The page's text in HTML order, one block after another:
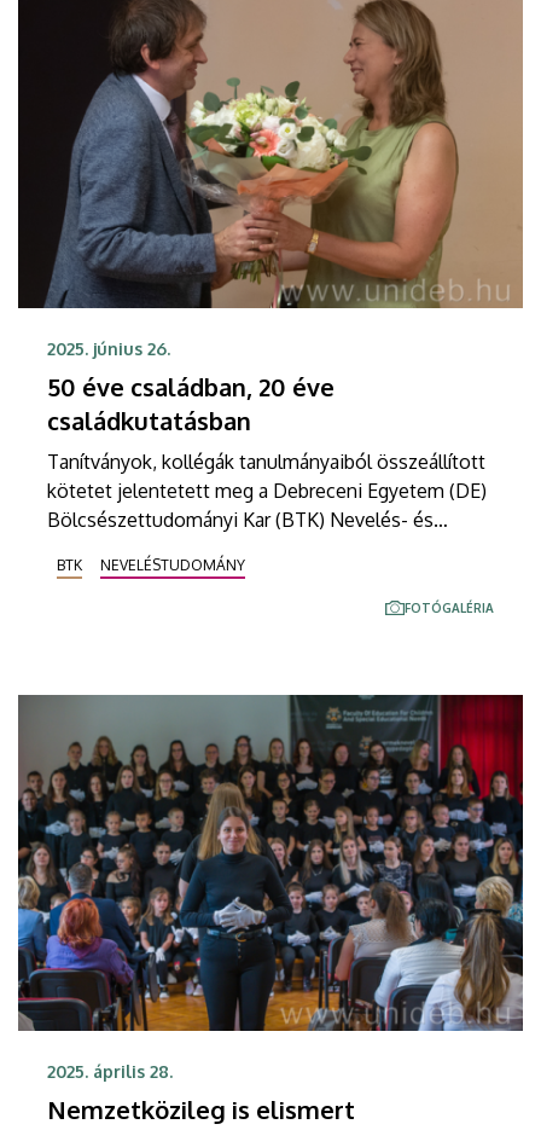
2025. június 26.
50 éve családban, 20 éve
családkutatásban
Tanítványok, kollégák tanulmányaiból összeállított
kötetet jelentetett meg a Debreceni Egyetem (DE)
Bölcsészettudományi Kar (BTK) Nevelés- és
Ágnes munkássága előtt tisztelegve. A kiadványt
június 25-én, szerdán az intézet tanévzárója
BTK NEVELÉSTUDOMÁNY
FOTÓGALÉRIA
2025. április 28.
Nemzetközileg is elismert